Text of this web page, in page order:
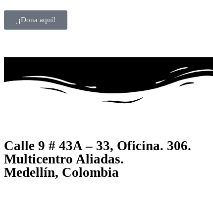
¡Dona aquí!
Calle 9 # 43A – 33, Oficina. 306.
Multicentro Aliadas.
Medellín, Colombia